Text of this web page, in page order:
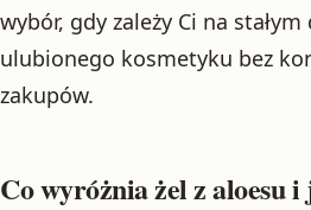
wybór, gdy zależy Ci na
ulubionego kosmetyku bez
zakupów.
Co wyróżnia żel z aloesu i